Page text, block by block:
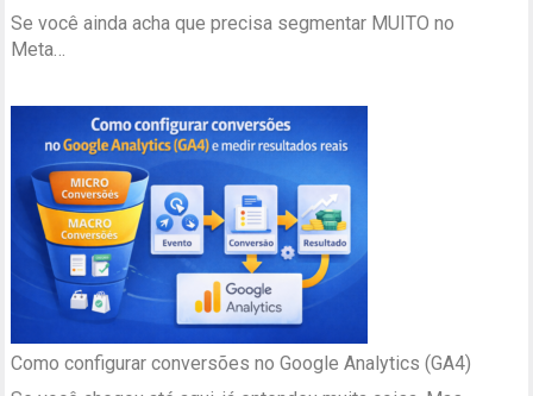
Se você ainda acha que precisa segmentar MUITO no
Meta…
Como configurar conversões no Google Analytics (GA4)